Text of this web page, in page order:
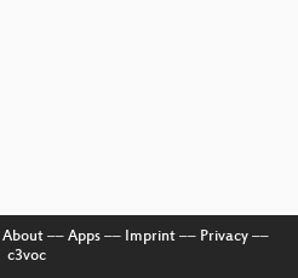
About–– Apps–– Imprint–– Privacy––
c3voc